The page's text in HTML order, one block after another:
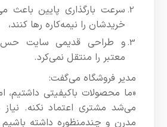
سرعت بارگذاری پایین باعث
خریدشان را نیمه‌کاره رها کنند،
و طراحی قدیمی سایت حس
معتبر را منتقل نمی‌کرد.
مدیر فروشگاه می‌گفت:
«ما محصولات باکیفیتی داشتیم،
می‌شد مشتری اعتماد نکنه.
مدرن و چندمنظوره داشته باشیم